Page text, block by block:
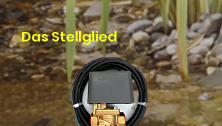
Das Stellglied